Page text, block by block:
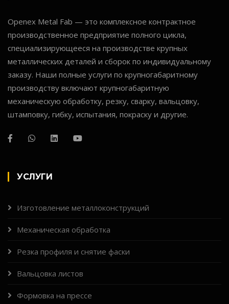
Openex Metal Fab — это комплексное контрактное
производственное предприятие полного цикла,
специализирующееся на производстве крупных
металлических деталей и сборок по индивидуальному
заказу. Наши полные услуги по крупногабаритному
производству включают крупногабаритную
механическую обработку, резку, сварку, вальцовку,
штамповку, гибку, испытания, покраску и другие.
УСЛУГИ
Изготовление металлоконструкций
Механическая обработка
Резка профиля и снятие фаски
Вальцовка листов
Формовка на прессе